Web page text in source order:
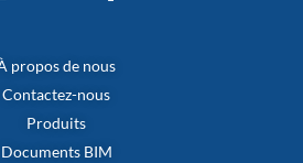
propos de nous
Contactez-nous
Produits
Documents BIM